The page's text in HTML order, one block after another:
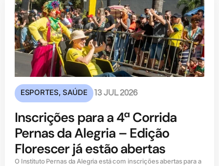
ESPORTES,SAÚDE 13 JUL 2026
Inscrições para a 4ª Corrida
Pernas da Alegria – Edição
Florescer já estão abertas
O Instituto Pernas da Alegria está com inscrições abertas para a